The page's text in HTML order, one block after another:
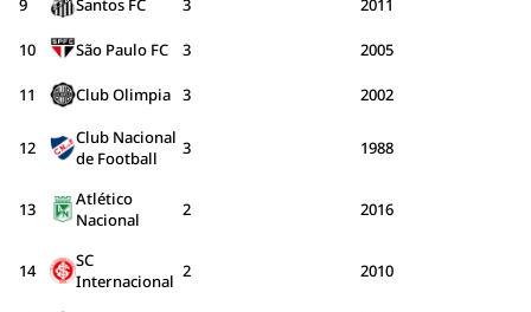
9 Santos FC 3 2011
10 São Paulo FC 3 2005
11 Club Olimpia 3 2002
12
Club Nacional
de Football
3 1988
13
Atlético
Nacional
2 2016
14
SC
Internacional 2 2010